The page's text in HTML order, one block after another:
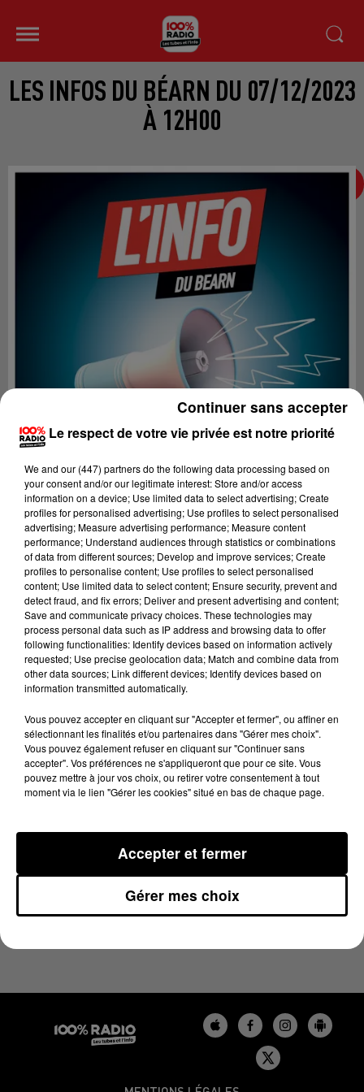
LES INFOS DU BÉARN DU 07/12/2023
À 12H00
Lecture (3 min 21 sec)
100%
7 décembre 2023 - 3 min 21 sec
LES INFOS DU BÉARN DU 07/12/2023 À 12H00
Le respect de votre vie privée est notre priorité
We and our (447) partnersdo the following data processing based on
your consent and/or our legitimate interest: Store and/or access
information on a device; Use limited data to select advertising; Create
profiles for personalised advertising; Use profiles to select personalised
advertising; Measure advertising performance; Measure content
performance; Understand audiences through statistics or combinations
of data from different sources; Develop and improve services; Create
profiles to personalise content; Use profiles to select personalised
content; Use limited data to select content; Ensure security, prevent and
detect fraud, and fix errors; Deliver and present advertising and content;
Save and communicate privacy choices. These technologies may
process personal data such as IP address and browsing data to offer
following functionalities: Identify devices based on information actively
requested; Use precise geolocation data; Match and combine data from
other data sources; Link different devices; Identify devices based on
information transmitted automatically.
Vous pouvez accepter en cliquant sur "Accepter et fermer", ou affiner en
sélectionnant les finalités et/ou partenaires dans "Gérer mes choix".
Vous pouvez également refuser en cliquant sur "Continuer sans
accepter". Vos préférences ne s'appliqueront que pour ce site. Vous
pouvez mettre à jour vos choix, ou retirer votre consentement à tout
moment via le lien "Gérer les cookies" situé en bas de chaque page.
Gérer mes choix
Accepter et fermer
Continuer sans accepter